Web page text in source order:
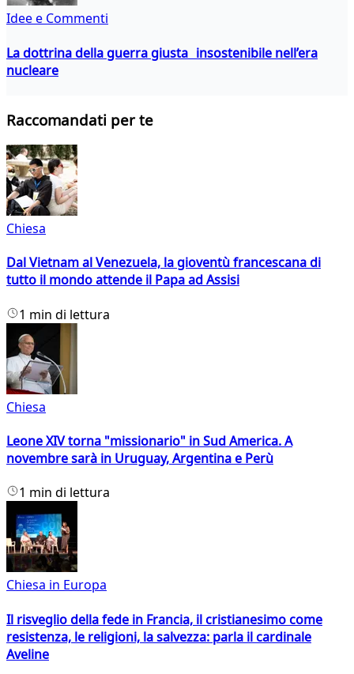
Idee e Commenti
La dottrina della guerra giusta insostenibile nell’era
nucleare
Raccomandati per te
Chiesa
Dal Vietnam al Venezuela, la gioventù francescana di
tutto il mondo attende il Papa ad Assisi
1 min di lettura
Chiesa
Leone XIV torna "missionario" in Sud America. A
novembre sarà in Uruguay, Argentina e Perù
1 min di lettura
Chiesa in Europa
Il risveglio della fede in Francia, il cristianesimo come
resistenza, le religioni, la salvezza: parla il cardinale
Aveline